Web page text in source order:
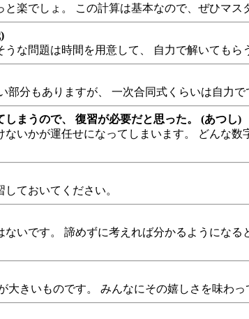
楽でしょ。 この計算は基本なので、ぜひマス
な問題は時間を用意して、 自力で解いてもら
分もありますが、 一次合同式くらいは自力で
まうので、 復習が必要だと思った。 (あつし)
いかが運任せになってしまいます。 どんな
ておいてください。
いです。 諦めずに考えれば分かるようにな
きいものです。 みんなにその嬉しさを味わっ